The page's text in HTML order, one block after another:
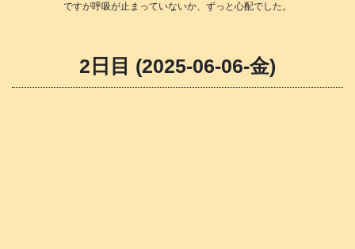
ですが呼吸が止まっていないか、ずっと心配でした。
2日目 (2025-06-06-金)